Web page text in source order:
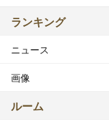
ランキング
ニュース
画像
ルーム